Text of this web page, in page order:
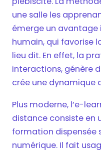
une salle les
émerge un
humain, qui favorise
lieu dit. En effet, la
interactions, génère
crée une dynamique
Plus moderne, l’e-
distance consiste en
formation dispensée
numérique. Il fait